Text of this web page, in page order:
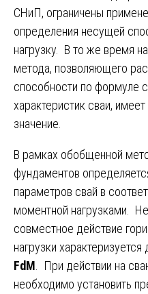
СНиП, ограничены
определения несущей
нагрузку. В то же время
метода, позволяющего
способности по формуле
характеристик сваи,
значение.
В рамках обобщенной
фундаментов
параметров свай в
моментной нагрузками.
совместное действие
нагрузки
FdM . При действии на
необходимо установить